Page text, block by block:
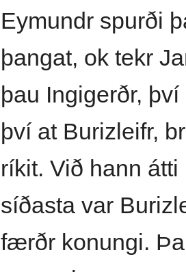
Eymundr spurði
þangat, ok tekr
þau Ingigerðr,
því at Burizleifr,
ríkit. Við hann
síðasta var
færðr konungi.